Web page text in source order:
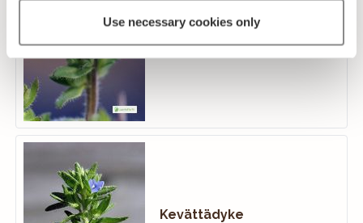
Use necessary cookies only
Ketotädyke
Veronica arvensis
Kevättädyke